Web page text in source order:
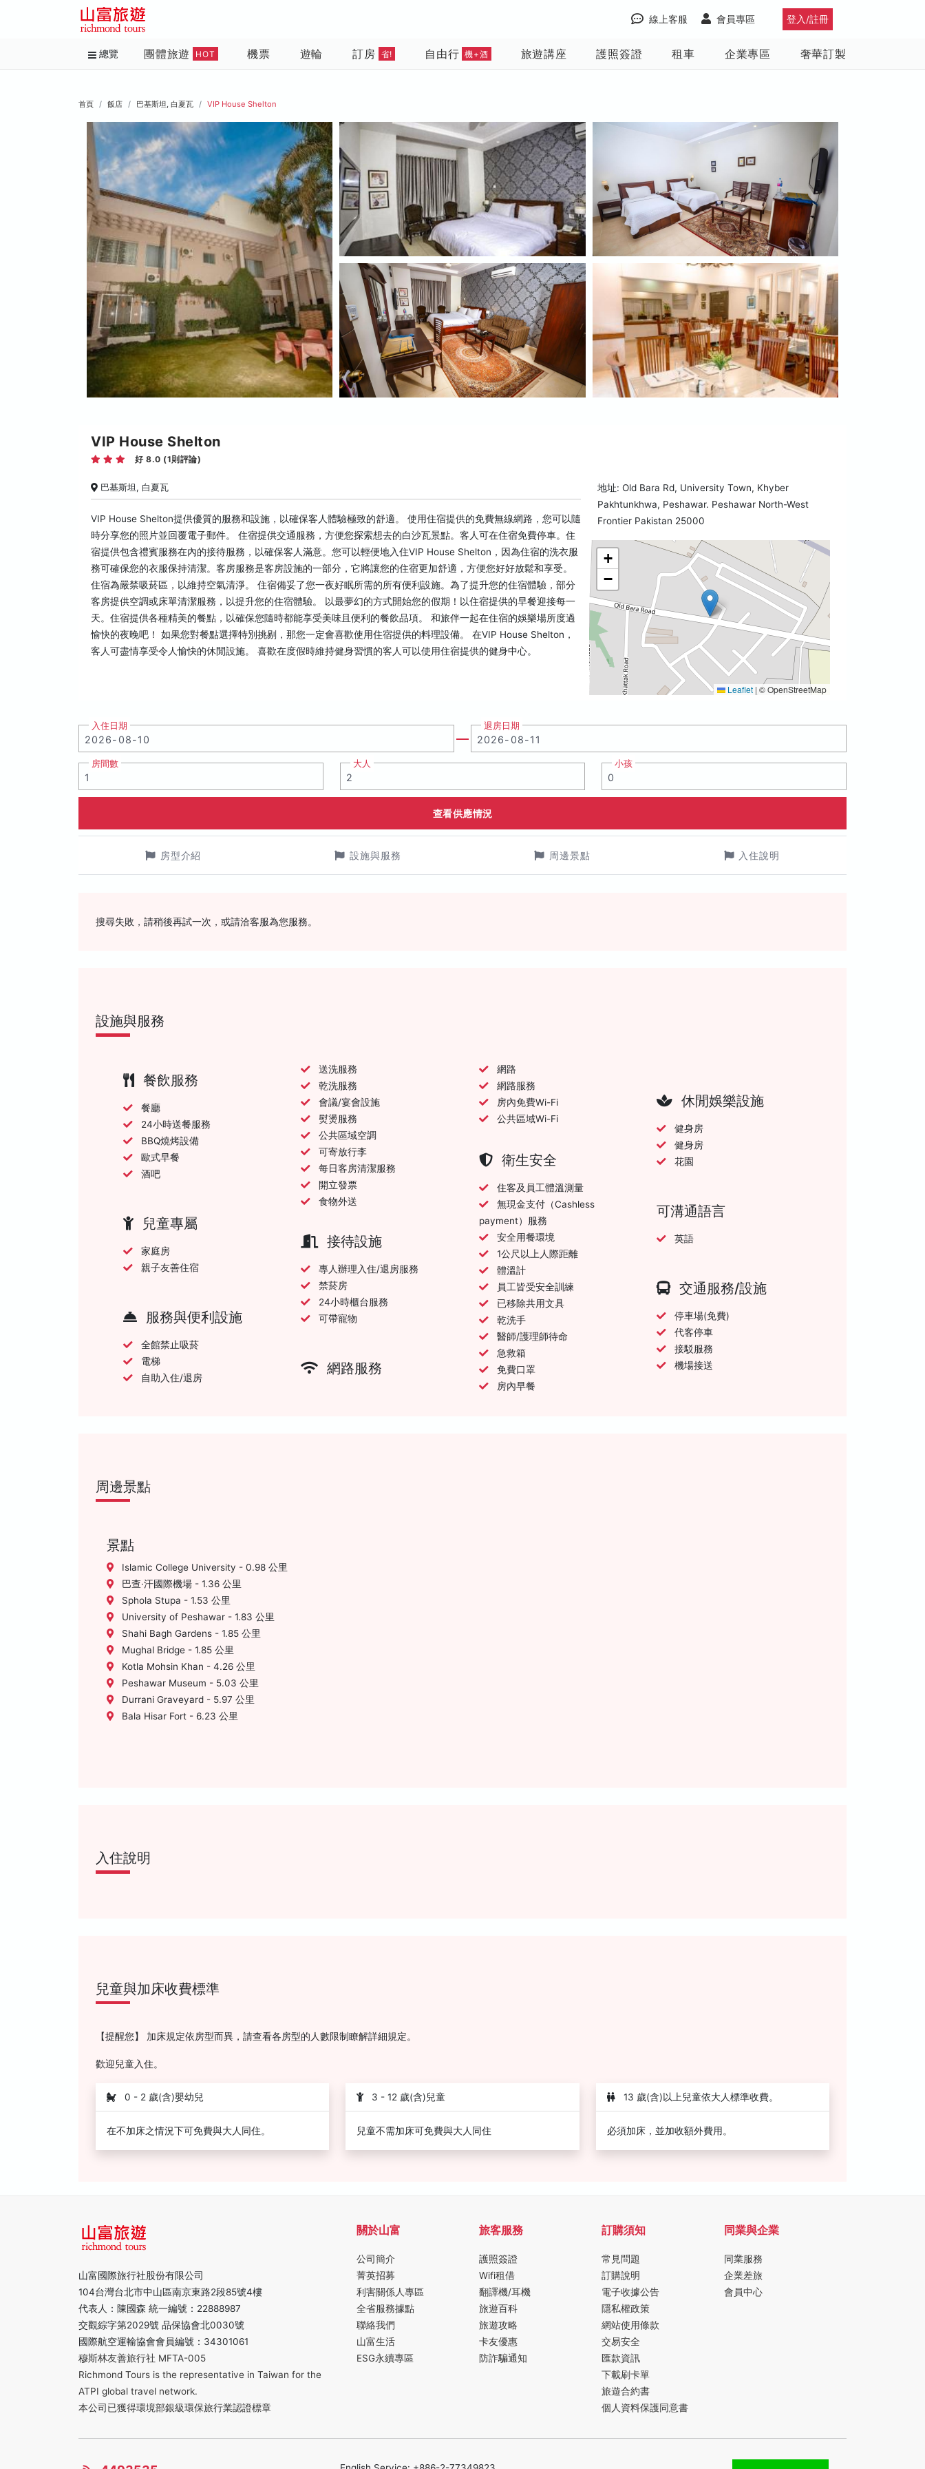
登入/註冊
會員專區
線上客服
總覽 團體旅遊 HOT 機票 遊輪 訂房 省! 自由行 機+酒 旅遊講座 護照簽證 租車 企業專區 奢華訂製
首頁 飯店 巴基斯坦, 白夏瓦 VIP House Shelton
VIP House Shelton
好 8.0 (1則評論)
巴基斯坦, 白夏瓦
VIP House Shelton提供優質的服務和設施，以確保客人體驗極致的舒適。 使用住宿提供的免費無線網路，您可以隨
時分享您的照片並回覆電子郵件。 住宿提供交通服務，方便您探索想去的白沙瓦景點。客人可在住宿免費停車。住
宿提供包含禮賓服務在內的接待服務，以確保客人滿意。您可以輕便地入住VIP House Shelton，因為住宿的洗衣服
務可確保您的衣服保持清潔。客房服務是客房設施的一部分，它將讓您的住宿更加舒適，方便您好好放鬆和享受。
住宿為嚴禁吸菸區，以維持空氣清淨。 住宿備妥了您一夜好眠所需的所有便利設施。為了提升您的住宿體驗，部分
客房提供空調或床單清潔服務，以提升您的住宿體驗。 以最夢幻的方式開始您的假期！以住宿提供的早餐迎接每一
天。住宿提供各種精美的餐點，以確保您隨時都能享受美味且便利的餐飲品項。 和旅伴一起在住宿的娛樂場所度過
愉快的夜晚吧！ 如果您對餐點選擇特別挑剔，那您一定會喜歡使用住宿提供的料理設備。 在VIP House Shelton，
客人可盡情享受令人愉快的休閒設施。 喜歡在度假時維持健身習慣的客人可以使用住宿提供的健身中心。
地址: Old Bara Rd, University Town, Khyber
Pakhtunkhwa, Peshawar. Peshawar North-West
Frontier Pakistan 25000
+
−
Leaflet | © OpenStreetMap
入住日期 退房日期
房間數 大人 小孩
查看供應情況
房型介紹 設施與服務 周邊景點 入住說明
搜尋失敗，請稍後再試一次，或請洽客服為您服務。
設施與服務
餐飲服務
餐廳
24小時送餐服務
BBQ燒烤設備
歐式早餐
酒吧
兒童專屬
家庭房
親子友善住宿
服務與便利設施
全館禁止吸菸
電梯
自助入住/退房
送洗服務
乾洗服務
會議/宴會設施
熨燙服務
公共區域空調
可寄放行李
每日客房清潔服務
開立發票
食物外送
接待設施
專人辦理入住/退房服務
禁菸房
24小時櫃台服務
可帶寵物
網路服務
網路
網路服務
房內免費Wi-Fi
公共區域Wi-Fi
衛生安全
住客及員工體溫測量
payment）服務
安全用餐環境
1公尺以上人際距離
體溫計
員工皆受安全訓練
已移除共用文具
乾洗手
醫師/護理師待命
急救箱
免費口罩
房內早餐
休閒娛樂設施
健身房
健身房
花園
可溝通語言
英語
交通服務/設施
停車場(免費)
代客停車
接駁服務
機場接送
周邊景點
景點
Islamic College University - 0.98 公里
巴查·汗國際機場 - 1.36 公里
Sphola Stupa - 1.53 公里
University of Peshawar - 1.83 公里
Shahi Bagh Gardens - 1.85 公里
Mughal Bridge - 1.85 公里
Kotla Mohsin Khan - 4.26 公里
Peshawar Museum - 5.03 公里
Durrani Graveyard - 5.97 公里
Bala Hisar Fort - 6.23 公里
入住說明
兒童與加床收費標準
【提醒您】 加床規定依房型而異，請查看各房型的人數限制瞭解詳細規定。
歡迎兒童入住。
0 - 2 歲(含)嬰幼兒
在不加床之情況下可免費與大人同住。
3 - 12 歲(含)兒童
兒童不需加床可免費與大人同住
13 歲(含)以上兒童依大人標準收費。
必須加床，並加收額外費用。
山富國際旅行社股份有限公司
104台灣台北市中山區南京東路2段85號4樓
代表人：陳國森 統一編號：22888987
交觀綜字第2029號 品保協會北0030號
國際航空運輸協會會員編號：34301061
穆斯林友善旅行社 MFTA-005
Richmond Tours is the representative in Taiwan for the
ATPI global travel network.
本公司已獲得環境部銀級環保旅行業認證標章
關於山富
公司簡介
菁英招募
利害關係人專區
全省服務據點
聯絡我們
山富生活
ESG永續專區
旅客服務
護照簽證
Wifi租借
翻譯機/耳機
旅遊百科
旅遊攻略
卡友優惠
防詐騙通知
訂購須知
常見問題
訂購說明
電子收據公告
隱私權政策
網站使用條款
交易安全
匯款資訊
下載刷卡單
旅遊合約書
個人資料保護同意書
同業與企業
同業服務
企業差旅
會員中心